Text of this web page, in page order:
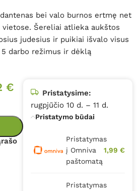
bei valo burnos ertmę net
Šereliai atlieka aukštos
judesius ir puikiai išvalo visus
darbo režimus ir dėklą
€
Pristatysime:
rugpjūčio 10 d. – 11 d.
Pristatymo būdai
Pristatymas
į Omniva
paštomatą
1,99 €
Pristatymas